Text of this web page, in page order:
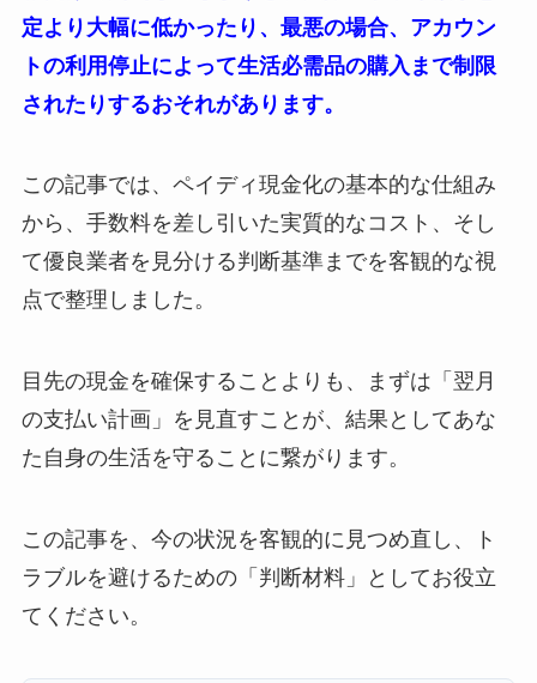
定より大幅に低かったり、最悪の場合、アカウン
トの利用停止によって生活必需品の購入まで制限
されたりするおそれがあります。
この記事では、ペイディ現金化の基本的な仕組み
から、手数料を差し引いた実質的なコスト、そし
て優良業者を見分ける判断基準までを客観的な視
点で整理しました。
目先の現金を確保することよりも、まずは「翌月
の支払い計画」を見直すことが、結果としてあな
た自身の生活を守ることに繋がります。
この記事を、今の状況を客観的に見つめ直し、ト
ラブルを避けるための「判断材料」としてお役立
てください。